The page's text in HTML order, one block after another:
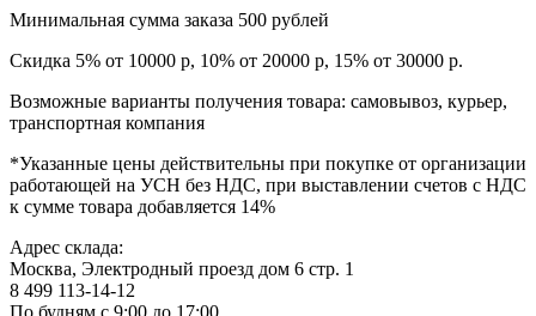
Минимальная сумма заказа 500 рублей
Скидка 5% от 10000 р, 10% от 20000 р, 15% от 30000 р.
Возможные варианты получения товара: самовывоз, курьер,
транспортная компания
*Указанные цены действительны при покупке от организации
работающей на УСН без НДС, при выставлении счетов с НДС
к сумме товара добавляется 14%
Адрес склада:
Москва, Электродный проезд дом 6 стр. 1
8 499 113-14-12
По будням с 9:00 до 17:00